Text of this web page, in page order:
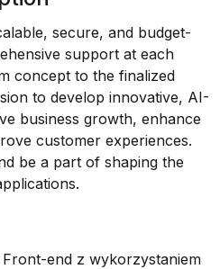
secure, and budget-
support at each
concept to the finalized
to develop innovative, AI-
business growth, enhance
customer experiences.
be a part of shaping the
end z wykorzystaniem